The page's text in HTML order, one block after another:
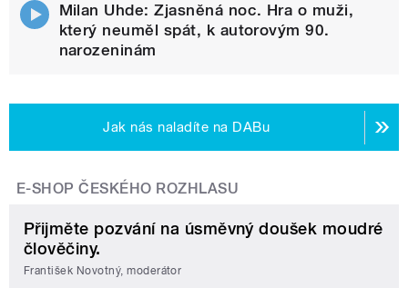
Milan Uhde: Zjasněná noc. Hra o muži,
který neuměl spát, k autorovým 90.
narozeninám
Jak nás naladíte na DABu
E-SHOP ČESKÉHO ROZHLASU
Přijměte pozvání na úsměvný doušek moudré
člověčiny.
František Novotný, moderátor